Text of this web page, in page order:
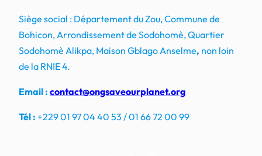
Siège social : Département du Zou, Commune de
Bohicon, Arrondissement de Sodohomè, Quartier
Sodohomè Alikpa, Maison Gblago Anselme, non loin
de la RNIE 4.
Email : contact@ongsaveourplanet.org
Tél : +229 01 97 04 40 53 / 01 66 72 00 99